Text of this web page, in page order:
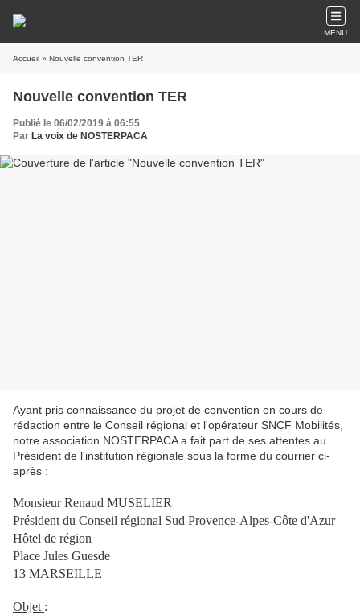
MENU
Accueil » Nouvelle convention TER
Nouvelle convention TER
Publié le 06/02/2019 à 06:55
Par La voix de NOSTERPACA
Ayant pris connaissance du projet de convention en cours de
rédaction entre le Conseil régional et l'opérateur SNCF Mobilités,
notre association NOSTERPACA a fait part de ses attentes au
Président de l'institution régionale sous la forme du courrier ci-
après :
Monsieur Renaud MUSELIER
Président du Conseil régional Sud Provence-Alpes-Côte d'Azur
Hôtel de région
Place Jules Guesde
13 MARSEILLE
Objet :